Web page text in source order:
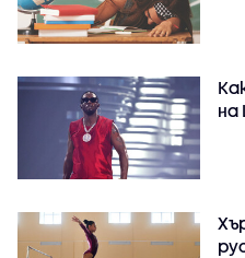
на